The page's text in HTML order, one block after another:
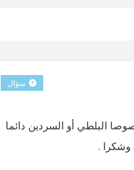
سؤال
البلطي أو السردين دائما
وشكرا .